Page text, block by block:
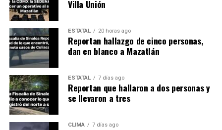
Villa Unión
ESTATAL 20 horas ago
Reportan hallazgo de cinco personas,
dan en blanco a Mazatlán
ESTATAL 7 días ago
Reportan que hallaron a dos personas y
se llevaron a tres
CLIMA 7 días ago